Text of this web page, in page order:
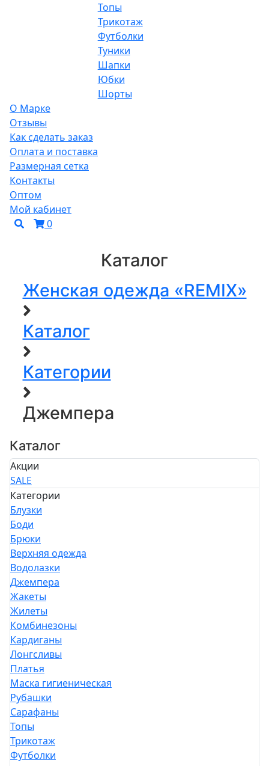
Топы
Трикотаж
Футболки
Туники
Шапки
Юбки
Шорты
О Марке
Отзывы
Как сделать заказ
Оплата и поставка
Размерная сетка
Контакты
Оптом
Мой кабинет
0
Каталог
Женская одежда «REMIX»
Каталог
Категории
Джемпера
Каталог
Акции
SALE
Категории
Блузки
Боди
Брюки
Верхняя одежда
Водолазки
Джемпера
Жакеты
Жилеты
Комбинезоны
Кардиганы
Лонгсливы
Платья
Маска гигиеническая
Рубашки
Сарафаны
Топы
Трикотаж
Футболки